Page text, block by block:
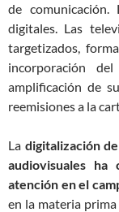
de comunicación.
digitales. Las
targetizados,
incorporación
amplificación de
reemisiones a la
La digitalización
audiovisuales
atención en el
en la materia